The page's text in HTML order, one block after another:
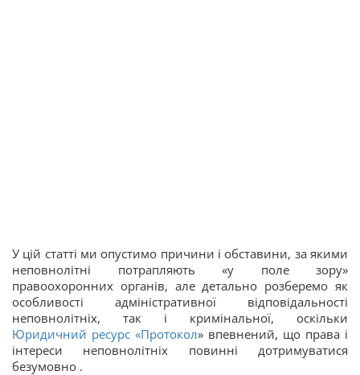
У цій статті ми опустимо причини і обставини, за якими
неповнолітні потрапляють «у поле зору»
правоохоронних органів, але детально розберемо як
особливості адміністративної відповідальності
неповнолітніх, так і кримінальної, оскільки
Юридичний ресурс «Протокол» впевнений, що права і
інтереси неповнолітніх повинні дотримуватися
безумовно .